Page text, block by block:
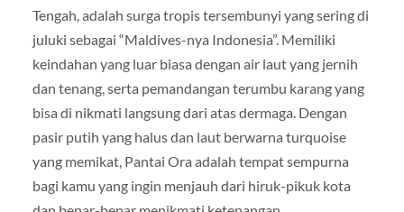
Tengah, adalah surga tropis tersembunyi yang sering di
juluki sebagai “Maldives-nya Indonesia”. Memiliki
keindahan yang luar biasa dengan air laut yang jernih
dan tenang, serta pemandangan terumbu karang yang
bisa di nikmati langsung dari atas dermaga. Dengan
pasir putih yang halus dan laut berwarna turquoise
yang memikat, Pantai Ora adalah tempat sempurna
bagi kamu yang ingin menjauh dari hiruk-pikuk kota